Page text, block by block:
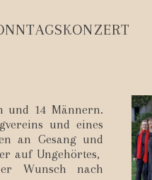
und 14 Männern.
und eines
an Gesang und
auf Ungehörtes,
Wunsch nach